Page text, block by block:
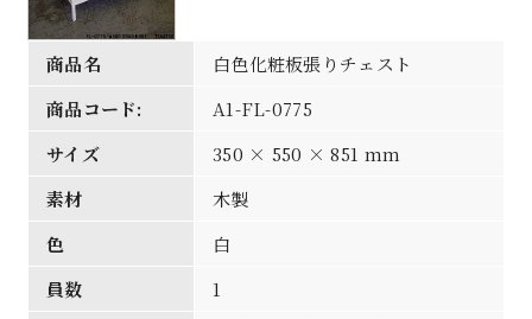
商品名
白色化粧板張りチェスト
商品コード:
A1-FL-0775
サイズ
350 × 550 × 851 mm
素材
木製
色
白
員数
1